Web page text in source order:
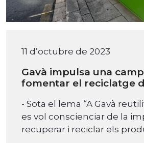
11 d’octubre de 2023
Gavà impulsa una
fomentar el reciclatge
- Sota el lema “A Gavà
es vol conscienciar de la
recuperar i reciclar els